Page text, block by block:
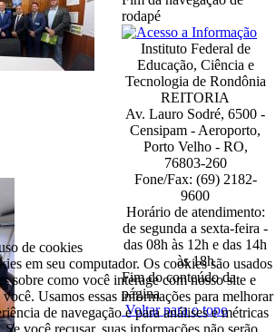
rodapé
Instituto Federal de
Educação, Ciência e
Tecnologia de Rondônia
REITORIA
Av. Lauro Sodré, 6500 -
Censipam - Aeroporto,
Porto Velho - RO,
76803-260
Fone/Fax: (69) 2182-
9600
Horário de atendimento:
de segunda a sexta-feira -
das 08h às 12h e das 14h
às 18h
Fim do conteúdo da
página
Voltar para o topo
de cookies
em seu computador. Os cookies são usados
sobre como você interage com nosso site e
Usamos essas informações para melhorar
de navegação e para análises e métricas
você recusar, suas informações não serão